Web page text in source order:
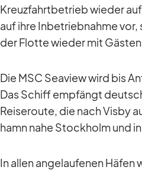
Kreuz­fahrt­be­trieb wie­der
auf ihre In­be­trieb­nahme
der Flotte wie­der mit
Die MSC Sea­view wird bis
Das Schiff emp­fängt
Rei­se­route, die nach Visby
hamn nahe Stock­holm und
In al­len an­ge­lau­fe­nen